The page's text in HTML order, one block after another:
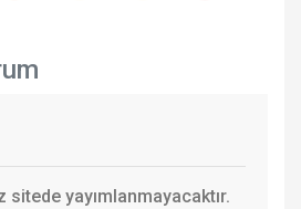
sitede yayımlanmayacaktır.